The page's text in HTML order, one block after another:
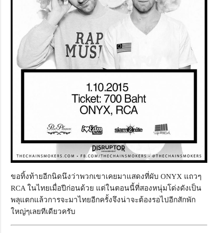
ขอทิ้งท้ายอีกนิดนึงว่าพวกเขาเคยมาแสดงที่ผับ ONYX แถวๆ
RCA ในไทยเมื่อปีก่อนด้วย แต่ในตอนนี้ที่สองหนุ่มโด่งดังเป็น
พลุแตกแล้วการจะมาไทยอีกครั้งจึงน่าจะต้องรอไปอีกสักพัก
ใหญ่ๆเลยทีเดียวครับ